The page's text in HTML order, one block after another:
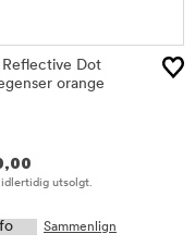
Reflective Dot
orange
utsolgt.
Sammenlign